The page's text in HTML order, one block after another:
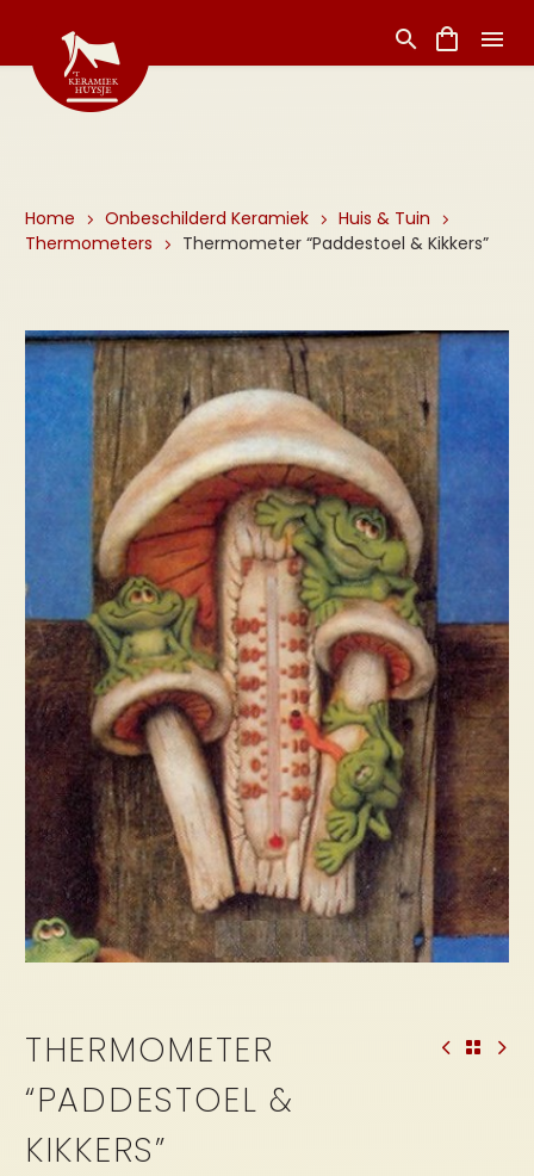
Home Onbeschilderd Keramiek
Huis & Tuin
Thermometers
Thermometer “Paddestoel & Kikkers”
THERMOMETER
“PADDESTOEL &
KIKKERS”